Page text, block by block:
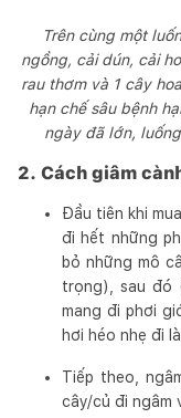
Trên cùng một
ngồng, cải dún, cải
rau thơm và 1 cây
hạn chế sâu bệnh
ngày đã lớn,
2. Cách giâm
Đầu tiên khi
đi hết những
bỏ những mô
trọng), sau đó
mang đi phơi
hơi héo nhẹ đi
Tiếp theo,
cây/củ đi ngâm